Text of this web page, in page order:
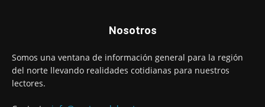
Nosotros
Somos una ventana de información general para la región
del norte llevando realidades cotidianas para nuestros
lectores.